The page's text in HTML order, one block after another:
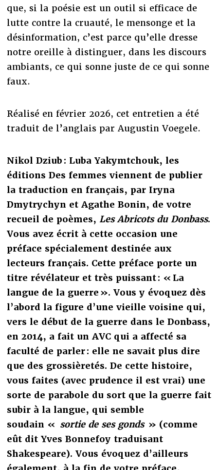
que, si la poésie est un outil si efficace de
lutte contre la cruauté, le mensonge et la
désinformation, c’est parce qu’elle dresse
notre oreille à distinguer, dans les discours
ambiants, ce qui sonne juste de ce qui sonne
faux.
Réalisé en février 2026, cet entretien a été
traduit de l’anglais par Augustin Voegele.
Nikol Dziub : Luba Yakymtchouk, les
éditions Des femmes viennent de publier
la traduction en français, par Iryna
Dmytrychyn et Agathe Bonin, de votre
recueil de poèmes, Les Abricots du Donbass.
Vous avez écrit à cette occasion une
préface spécialement destinée aux
lecteurs français. Cette préface porte un
titre révélateur et très puissant : « La
langue de la guerre ». Vous y évoquez dès
l’abord la figure d’une vieille voisine qui,
vers le début de la guerre dans le Donbass,
en 2014, a fait un AVC qui a affecté sa
faculté de parler : elle ne savait plus dire
que des grossièretés. De cette histoire,
vous faites (avec prudence il est vrai) une
sorte de parabole du sort que la guerre fait
subir à la langue, qui semble
soudain « sortie de ses gonds» (comme
eût dit Yves Bonnefoy traduisant
Shakespeare). Vous évoquez d’ailleurs